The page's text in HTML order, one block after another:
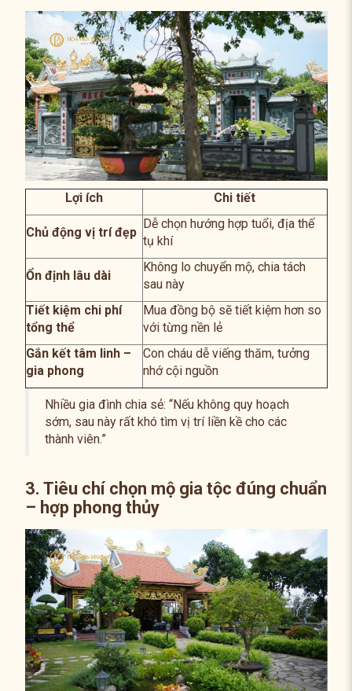
Lợi ích Chi tiết
Chủ động vị trí đẹp
Dễ chọn hướng hợp tuổi, địa thế
tụ khí
Ổn định lâu dài
Không lo chuyển mộ, chia tách
sau này
Tiết kiệm chi phí
tổng thể
Mua đồng bộ sẽ tiết kiệm hơn so
với từng nền lẻ
Gắn kết tâm linh –
gia phong
Con cháu dễ viếng thăm, tưởng
nhớ cội nguồn
Nhiều gia đình chia sẻ: “Nếu không quy hoạch
sớm, sau này rất khó tìm vị trí liền kề cho các
thành viên.”
3. Tiêu chí chọn mộ gia tộc đúng chuẩn
– hợp phong thủy